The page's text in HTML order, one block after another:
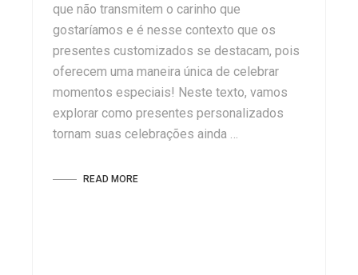
que não transmitem o carinho que
gostaríamos e é nesse contexto que os
presentes customizados se destacam, pois
oferecem uma maneira única de celebrar
momentos especiais! Neste texto, vamos
explorar como presentes personalizados
tornam suas celebrações ainda …
READ MORE